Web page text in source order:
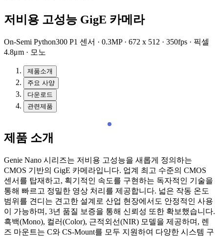
저비용 고성능 GigE 카메라
On-Semi Python300 P1 센서 · 0.3MP · 672 x 512 · 350fps · 픽셀
4.8μm · 모노
제품소개
주요 사양
다운로드
관련제품
제품 소개
Genie Nano 시리즈는 저비용 고성능을 새롭게 정의하는
CMOS 기반의 GigE 카메라입니다. 업계 최고 수준의 CMOS
센서를 탑재하고, 획기적인 속도를 구현하는 독자적인 기술을
통해 빠르고 정밀한 영상 처리를 제공합니다. 넓은 작동 온도
범위를 견디는 견고한 설계로 산업 현장에서도 안정적인 사용
이 가능하며, 3년 품질 보증을 통해 신뢰성 또한 확보했습니다.
흑백(Mono), 컬러(Color), 근적외선(NIR) 모델을 제공하며, 렌
즈 마운트는 C와 CS-Mount를 모두 지원하여 다양한 시스템 구